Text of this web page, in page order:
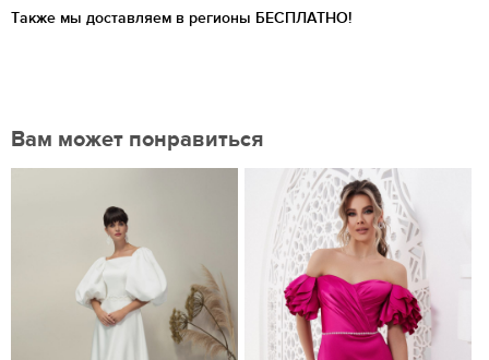
Также мы доставляем в регионы БЕСПЛАТНО!
Вам может понравиться